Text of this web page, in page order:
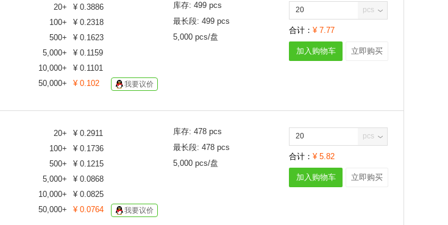
790mV
800mV
830mV
840mV
850mV
910mV
920mV
950mV
560mW
20+ ¥ 0.3886
100+ ¥ 0.2318
500+ ¥ 0.1623
5,000+ ¥ 0.1159
10,000+ ¥ 0.1101
50,000+ ¥ 0.102 我要议价
库存: 499 pcs
最长段: 499 pcs
5,000 pcs/盘
pcs
合计： ¥ 7.77
加入购物车 立即购买
20+ ¥ 0.2911
100+ ¥ 0.1736
500+ ¥ 0.1215
5,000+ ¥ 0.0868
10,000+ ¥ 0.0825
50,000+ ¥ 0.0764 我要议价
库存: 478 pcs
最长段: 478 pcs
5,000 pcs/盘
pcs
合计： ¥ 5.82
加入购物车 立即购买